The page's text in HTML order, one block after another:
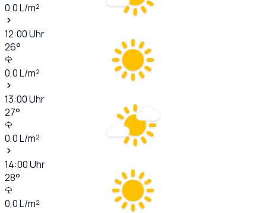
0,0L/m²
12:00Uhr
26°
0,0L/m²
13:00Uhr
27°
0,0L/m²
14:00Uhr
28°
0,0L/m²